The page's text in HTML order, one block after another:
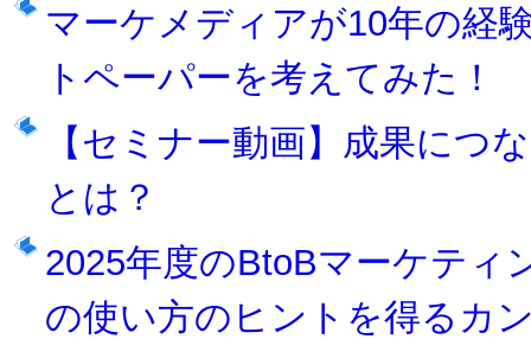
マーケメディアが10年の経
トペーパーを考えてみた！
【セミナー動画】成果につ
とは？
2025年度のBtoBマーケティ
の使い方のヒントを得るカ